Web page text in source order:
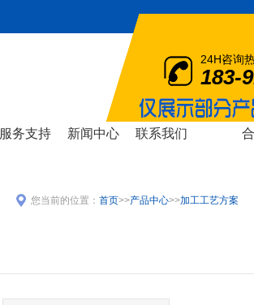
24H咨询
183-
SUPPORT
服务支持 NEWS
新闻中心 CONTACT
联系我们
您当前的位置： 首页>>产品中心>>加工工艺方案